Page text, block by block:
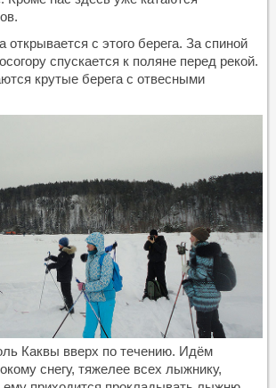
открывается с этого берега. За спиной
спускается к поляне перед рекой.
крутые берега с отвесными
Каквы вверх по течению. Идём
снегу, тяжелее всех лыжнику,